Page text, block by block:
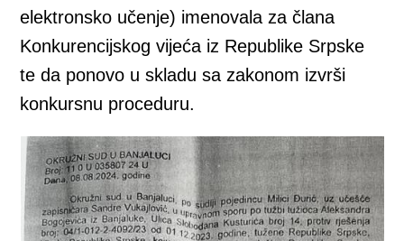
elektronsko učenje) imenovala za člana
Konkurencijskog vijeća iz Republike Srpske
te da ponovo u skladu sa zakonom izvrši
konkursnu proceduru.